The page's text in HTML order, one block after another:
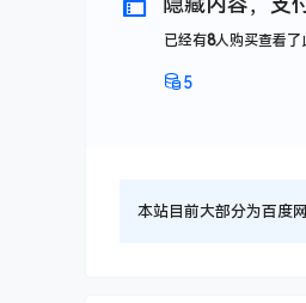
已经有8人购买查看了
5
本站目前大部分为百度